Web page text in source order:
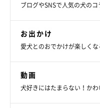
て、色んな思い出を作って
幸せと思ってもらえる生活
写真提供・取材協力／
取材・文／COCO
※この記事は投稿者さまに
2025年2月時点の情報であ
ブログやSNSで人気の犬の
お出かけ
愛犬とのおでかけが楽しく
動画
犬好きにはたまらない！か